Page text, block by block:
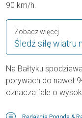
90 km/h.
Śledź siłę wiatru
Zobacz więcej
Na Bałtyku
porywach do nawet
oznacza fale o